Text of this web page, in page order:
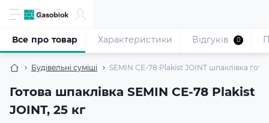
Будівельні суміші SEMIN СЕ-78 Plakist JOINT шпаклівка
Готова шпаклівка SEMIN CE-78 Plakist
JOINT, 25 кг
Все про товар Характеристики Відгуків 0